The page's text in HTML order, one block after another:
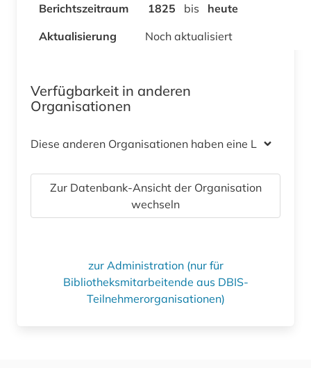
Berichtszeitraum 1825 bis
heute
Aktualisierung
Noch aktualisiert
Verfügbarkeit in anderen
Organisationen
Diese anderen Organisationen haben eine Lizenz
Zur Datenbank-Ansicht der Organisation
wechseln
zur Administration (nur für
Bibliotheksmitarbeitende aus DBIS-
Teilnehmerorganisationen)